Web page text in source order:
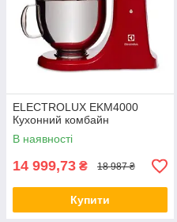
ELECTROLUX EKM4000
Кухонний комбайн
В наявності
14 999,73 ₴ 18 987 ₴
Купити